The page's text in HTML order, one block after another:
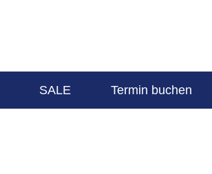
SALE Termin buchen